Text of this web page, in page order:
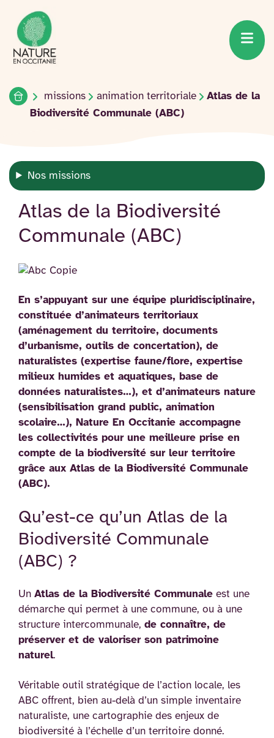
Accéder
au
contenu
Accueil du site
Accueilmissions animation territoriale
Atlas de la
Biodiversité Communale (ABC)
Nos missions
Atlas de la Biodiversité
Communale (ABC)
En s’appuyant sur une équipe pluridisciplinaire,
constituée d’animateurs territoriaux
(aménagement du territoire, documents
d’urbanisme, outils de concertation), de
naturalistes (expertise faune/flore, expertise
milieux humides et aquatiques, base de
données naturalistes…), et d’animateurs nature
(sensibilisation grand public, animation
scolaire…), Nature En Occitanie accompagne
les collectivités pour une meilleure prise en
compte de la biodiversité sur leur territoire
grâce aux Atlas de la Biodiversité Communale
(ABC).
Qu’est-ce qu’un Atlas de la
Biodiversité Communale
(ABC) ?
Un Atlas de la Biodiversité Communaleest une
démarche qui permet à une commune, ou à une
structure intercommunale, de connaître, de
préserver et de valoriser son patrimoine
naturel.
Véritable outil stratégique de l’action locale, les
ABC offrent, bien au-delà d’un simple inventaire
naturaliste, une cartographie des enjeux de
biodiversité à l’échelle d’un territoire donné.